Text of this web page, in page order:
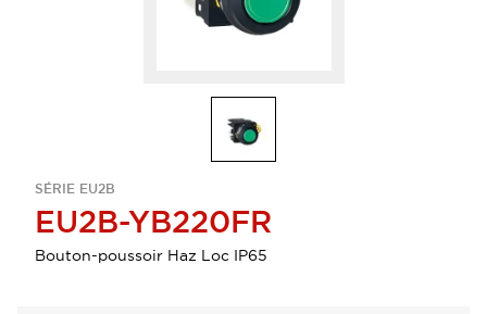
SÉRIE EU2B
EU2B-YB220FR
Bouton-poussoir Haz Loc IP65